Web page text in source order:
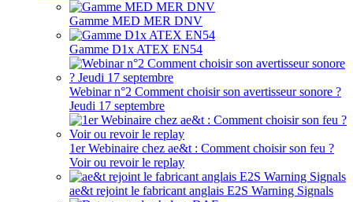
Gamme MED MER DNV
Gamme D1x ATEX EN54
Webinar n°2 Comment choisir son avertisseur sonore ?
Jeudi 17 septembre
1er Webinaire chez ae&t : Comment choisir son feu ?
Voir ou revoir le replay
ae&t rejoint le fabricant anglais E2S Warning Signals